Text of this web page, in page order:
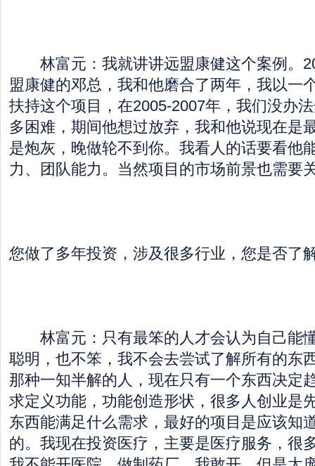
林富元：我就讲讲远盟康健这个案例。
盟康健的邓总，我和他磨合了两年，我以一
扶持这个项目，在2005-2007年，我们没办
多困难，期间他想过放弃，我和他说现在是
是炮灰，晚做轮不到你。我看人的话要看他
力、团队能力。当然项目的市场前景也需要
您做了多年投资，涉及很多行业，您是否了
林富元：只有最笨的人才会认为自己能
聪明，也不笨，我不会去尝试了解所有的东
那种一知半解的人，现在只有一个东西决定
求定义功能，功能创造形状，很多人创业是
东西能满足什么需求，最好的项目是应该知
的。我现在投资医疗，主要是医疗服务，很